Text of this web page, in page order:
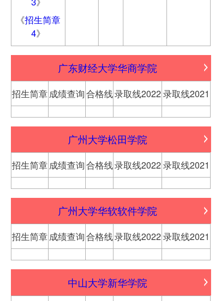
《招生简章
4》
广东财经大学华商学院
招生简章成绩查询合格线录取线2022录取线2021
广州大学松田学院
招生简章成绩查询合格线录取线2022录取线2021
广州大学华软软件学院
招生简章成绩查询合格线录取线2022录取线2021
中山大学新华学院